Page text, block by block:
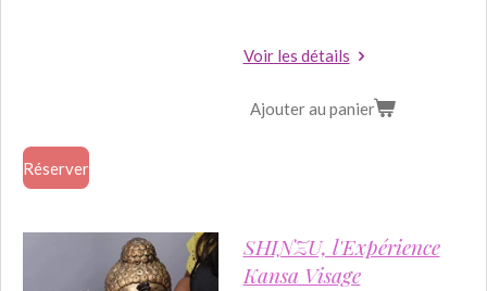
Voir les détails
Ajouter au panier
Réserver
SHINZU, l'Expérience
Kansa Visage